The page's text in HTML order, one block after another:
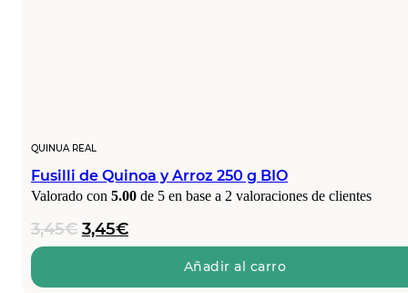
QUINUA REAL
Fusilli de Quinoa y Arroz 250 g BIO
Valorado con 5.00 de 5 en base a 2 valoraciones de clientes
3,45€ El
precio
era:
3,45€El
precio
es:
Añadir al carro